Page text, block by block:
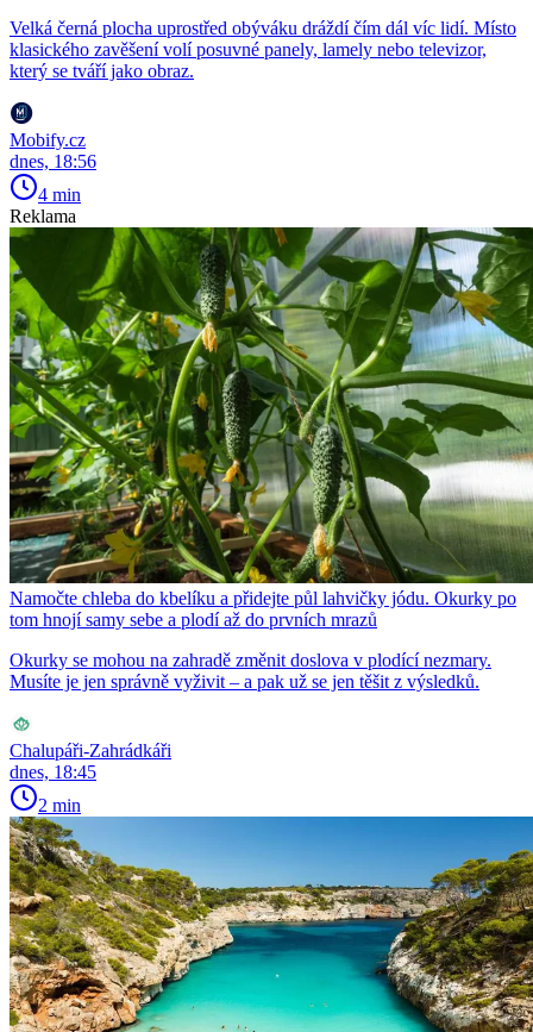
Velká černá plocha uprostřed obýváku dráždí čím dál víc lidí. Místo
klasického zavěšení volí posuvné panely, lamely nebo televizor,
který se tváří jako obraz.
Mobify.cz
dnes, 18:56
4 min
Reklama
Namočte chleba do kbelíku a přidejte půl lahvičky jódu. Okurky po
tom hnojí samy sebe a plodí až do prvních mrazů
Okurky se mohou na zahradě změnit doslova v plodící nezmary.
Musíte je jen správně vyživit – a pak už se jen těšit z výsledků.
Chalupáři-Zahrádkáři
dnes, 18:45
2 min